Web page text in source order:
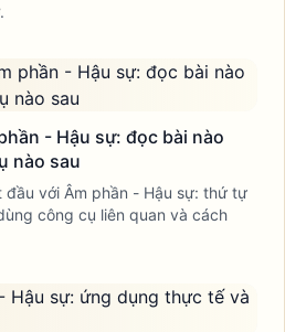
- Hậu sự: đọc bài nào
nào sau
với Âm phần - Hậu sự: thứ tự
công cụ liên quan và cách